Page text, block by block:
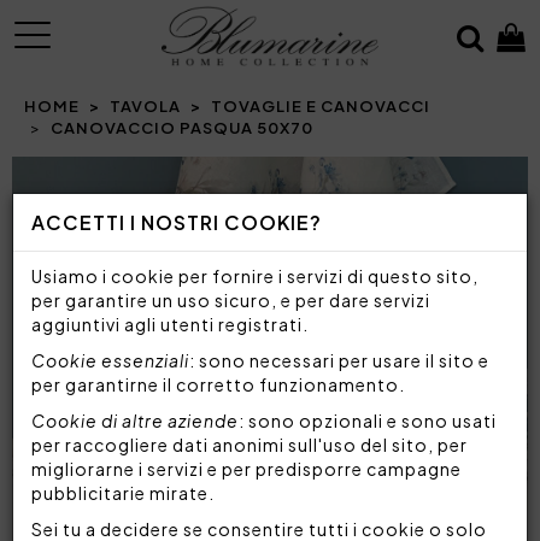
ACCETTI I NOSTRI COOKIE?
Usiamo i cookie per fornire i servizi di questo sito,
per garantire un uso sicuro, e per dare servizi
aggiuntivi agli utenti registrati.
Cookie essenziali: sono necessari per usare il sito e
per garantirne il corretto funzionamento.
Cookie di altre aziende: sono opzionali e sono usati
per raccogliere dati anonimi sull'uso del sito, per
migliorarne i servizi e per predisporre campagne
pubblicitarie mirate.
Sei tu a decidere se consentire tutti i cookie o solo
MENU
HOME TAVOLA
TOVAGLIE E CANOVACCI
CANOVACCIO PASQUA 50X70
Prev